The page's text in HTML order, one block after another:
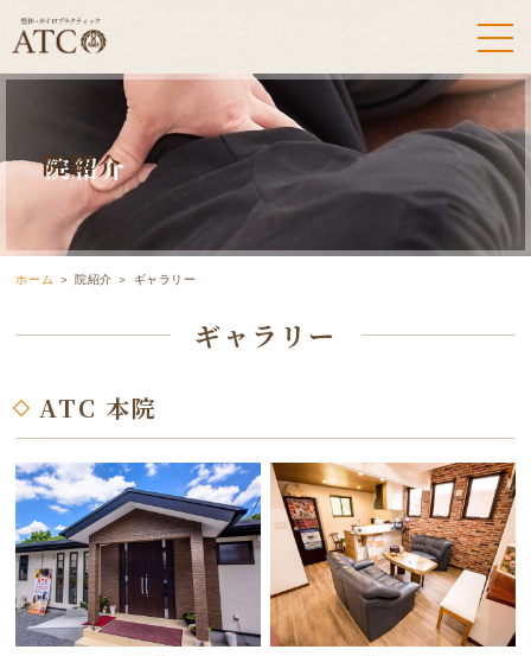
院紹介
ホーム ＞ 院紹介 ＞ ギャラリー
ギャラリー
ATC 本院